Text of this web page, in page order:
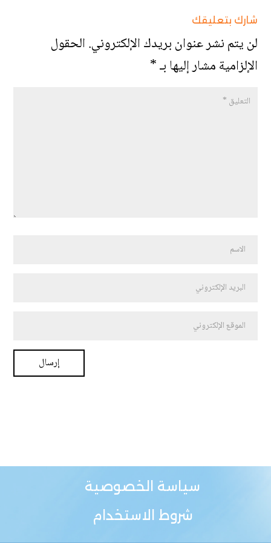
شارك بتعليقك
لن يتم نشر عنوان بريدك الإلكتروني.الحقول
الإلزامية مشار إليها بـ*
سياسة الخصوصية
شروط الاستخدام